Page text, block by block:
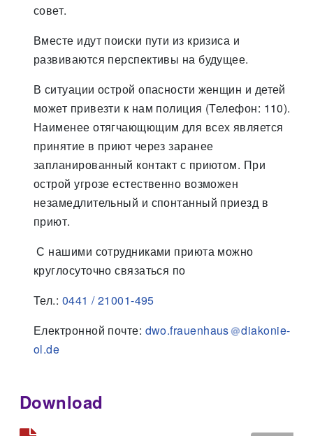
совет.
Вместе идут поиски пути из кризиса и
развиваются перспективы на будущее.
В ситуации острой опасности женщин и детей
может привезти к нам полиция (Телефон: 110).
Наименее отягчающющим для всех является
принятие в приют через заранее
запланированный контакт с приютом. При
острой угрозе естественно возможен
незамедлительный и спонтанный приезд в
приют.
С нашими сотрудниками приюта можно
круглосуточно связаться по
Тел.: 0441 / 21001-495
Електронной почте: dwo.frauenhaus
diakonie-
ol.de
Download